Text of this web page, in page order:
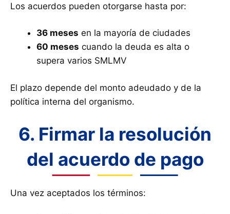
Los acuerdos pueden otorgarse hasta por:
36 meses en la mayoría de ciudades
60 meses cuando la deuda es alta o
supera varios SMLMV
El plazo depende del monto adeudado y de la
política interna del organismo.
6. Firmar la resolución
del acuerdo de pago
Una vez aceptados los términos: